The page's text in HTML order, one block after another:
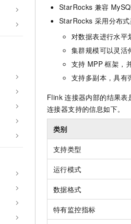
StarRocks 兼容
StarRocks 采用分布式
对数据表进行水平
集群规模可以灵活
支持 MPP 框架，
支持多副本，具有
Flink 连接器内部的结果表
连接器支持的信息如下。
类别
支持类型
运行模式
数据格式
特有监控指标
大模型服务
千问AI平台-Token Plan NEW
千问AI平台-模型体验
在线体验全尺寸、多种模态的模型效
Happy 系列大模型
大模型解决方案
快速部署 Dify，高效搭建 AI 应用
1亿+ 大模型 tokens 和 30+ 款产品
产品新客免费试用，最长12个月
大模型ACA认证体验
Tableau 订阅
AI空中课堂在线直播课堂（旗舰
生态解决方案
开发者生态解决方案
云开发大赛
入门学习赛